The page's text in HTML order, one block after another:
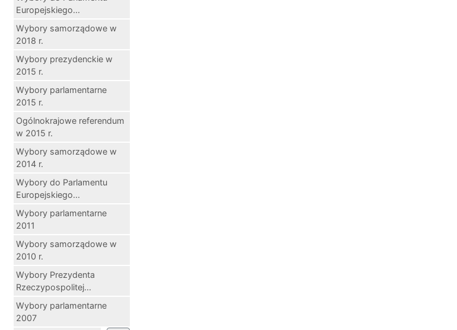
Europejskiego...
Wybory samorządowe w
2018 r.
Wybory prezydenckie w
2015 r.
Wybory parlamentarne
2015 r.
Ogólnokrajowe referendum
w 2015 r.
Wybory samorządowe w
2014 r.
Wybory do Parlamentu
Europejskiego...
Wybory parlamentarne
2011
Wybory samorządowe w
2010 r.
Wybory Prezydenta
Rzeczypospolitej...
Wybory parlamentarne
2007